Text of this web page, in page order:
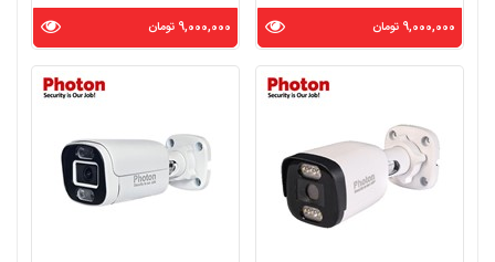
9,000,000 تومان 9,000,000 تومان